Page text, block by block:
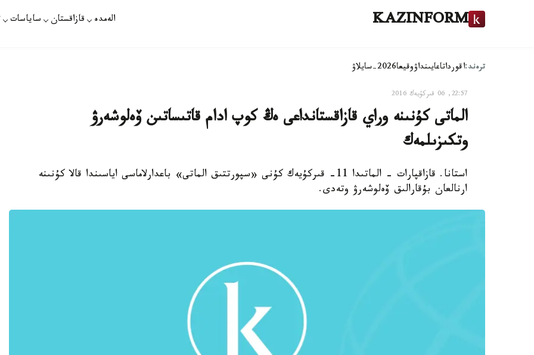
KAZINFORM الەمدە قازاقستان ساياسات
ترەند:اقورداتاعايىنداۋوقيعا2026-سايلاۋ
22:57, 06 قىركۇيەك 2016
الماتى كۇنىنە وراي قازاقستانداعى ەڭ كوپ ادام قاتىساتىن ۆەلوشەرۋ
وتكىزىلمەك
استانا. قازاقپارات - الماتىدا 11- قىركۇيەك كۇنى «سپورتتىق الماتى» باعدارلاماسى اياسىندا قالا كۇنىنە
ارنالعان بۇقارالىق ۆەلوشەرۋ وتەدى.